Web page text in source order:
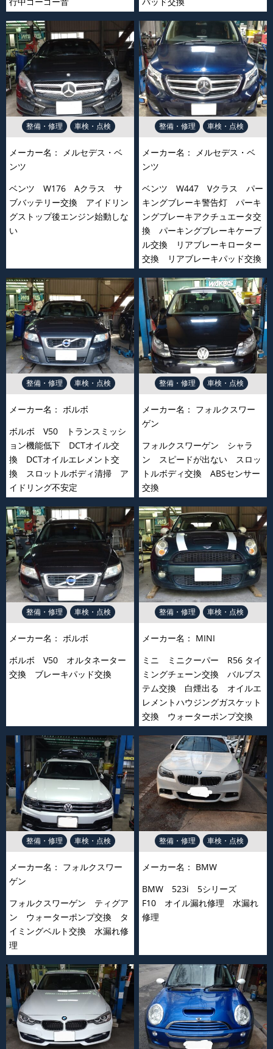
整備・修理 車検・点検
メーカー名：
メルセデス・ベ
ンツ
ベンツ W176 Aクラス サ
ブバッテリー交換 アイドリン
グストップ後エンジン始動しな
い
整備・修理 車検・点検
メーカー名： メルセデス・ベ
ンツ
ベンツ W447 Vクラス パー
キングブレーキ警告灯 パーキ
ングブレーキアクチュエータ交
換 パーキングブレーキケーブ
ル交換 リアブレーキローター
交換 リアブレーキパッド交換
整備・修理 車検・点検
メーカー名： ボルボ
ボルボ V50 トランスミッシ
ョン機能低下 DCTオイル交
換 DCTオイルエレメント交
換 スロットルボディ清掃 ア
イドリング不安定
整備・修理 車検・点検
メーカー名： フォルクスワー
ゲン
フォルクスワーゲン シャラ
ン スピードが出ない スロッ
トルボディ交換 ABSセンサー
交換
整備・修理 車検・点検
メーカー名： ボルボ
ボルボ V50 オルタネーター
交換 ブレーキパッド交換
整備・修理 車検・点検
メーカー名： MINI
ミニ ミニクーパー R56 タイ
ミングチェーン交換 バルブス
テム交換 白煙出る オイルエ
レメントハウジングガスケット
交換 ウォーターポンプ交換
整備・修理 車検・点検
メーカー名： フォルクスワー
ゲン
フォルクスワーゲン ティグア
ン ウォーターポンプ交換 タ
イミングベルト交換 水漏れ修
理
整備・修理 車検・点検
メーカー名： BMW
BMW 523i 5シリーズ
F10 オイル漏れ修理 水漏れ
修理